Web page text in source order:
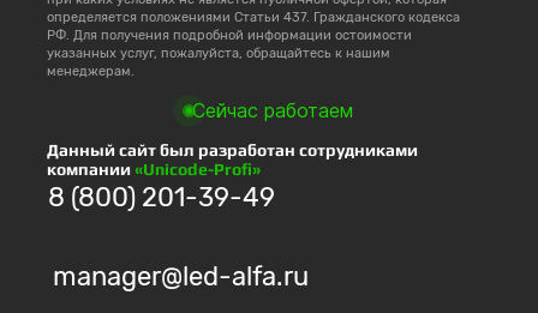
определяется положениями Статьи 437. Гражданского кодекса
РФ. Для получения подробной информации остоимости
указанных услуг, пожалуйста, обращайтесь к нашим
менеджерам.
Сейчас работаем
Данный сайт был разработан сотрудниками
компании «Unicode-Profi»
8 (800) 201-39-49
manager@led-alfa.ru